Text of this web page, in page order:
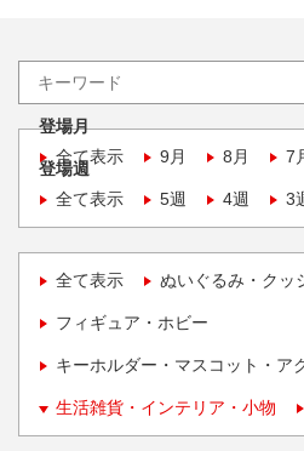
登場月
全て表示
9月 8月 7
登場週
全て表示
5週 4週 3
全て表示 ぬいぐるみ・クッ
フィギュア・ホビー
キーホルダー・マスコット・ア
生活雑貨・インテリア・小物